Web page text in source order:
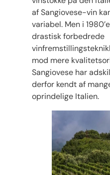
af ​​Sangiovese-vin
variabel. Men i
drastisk forbedrede
mod mere
Sangiovese har
derfor kendt af
oprindelige Italien.